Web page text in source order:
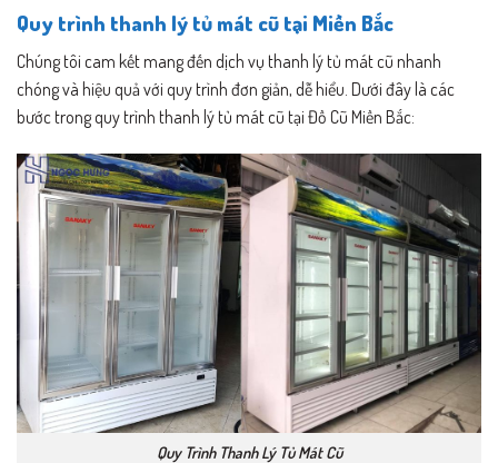
Quy trình thanh lý tủ mát cũ tại Miền Bắc
Chúng tôi cam kết mang đến dịch vụ thanh lý tủ mát cũ nhanh
chóng và hiệu quả với quy trình đơn giản, dễ hiểu. Dưới đây là các
bước trong quy trình thanh lý tủ mát cũ tại Đồ Cũ Miền Bắc:
Quy Trình Thanh Lý Tủ Mát Cũ